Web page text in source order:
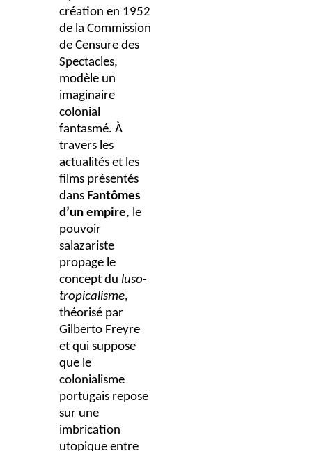
création en 1952
de la Commission
de Censure des
Spectacles,
modèle un
imaginaire
colonial
fantasmé. À
travers les
actualités et les
films présentés
dans Fantômes
d’un empire, le
pouvoir
salazariste
propage le
concept du luso-
tropicalisme,
théorisé par
Gilberto Freyre
et qui suppose
que le
colonialisme
portugais repose
sur une
imbrication
utopique entre